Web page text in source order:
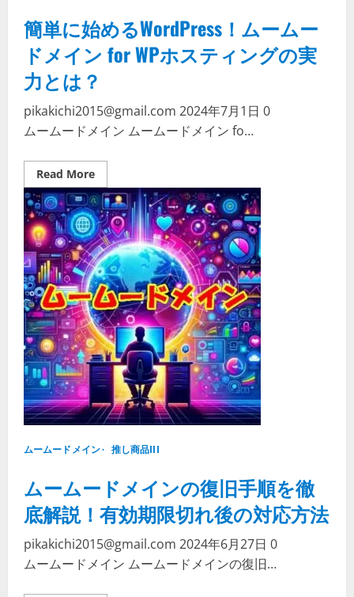
理
を
っ
ス
ト
に！
簡単に始めるWordPress！ムームー
ドメイン for WPホスティングの実
力とは？
pikakichi2015@gmail.com 2024年7月1日 0
ムームードメイン ムームードメイン fo…
Read MoreRead
more
about
簡
単
に
始
め
る
WordPress！
ム
ー
ム
ー
ド
メ
イ
ン
for
WP
ス
テ
ィ
グ
力
と
は？
ムームードメイン 推し商品III
ムームードメインの復旧手順を徹
底解説！有効期限切れ後の対応方法
pikakichi2015@gmail.com 2024年6月27日 0
ムームードメイン ムームードメインの復旧…